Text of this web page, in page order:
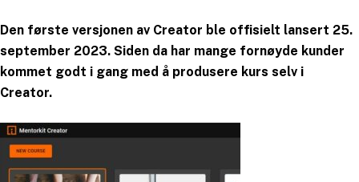
Den første versjonen av Creator ble offisielt lansert 25.
september 2023. Siden da har mange fornøyde kunder
kommet godt i gang med å produsere kurs selv i
Creator.